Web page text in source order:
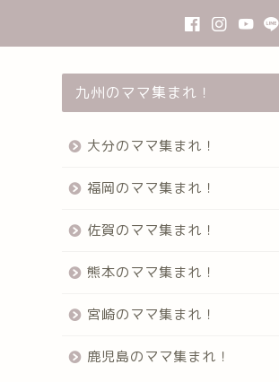
九州のママ集まれ！
大分のママ集まれ！
福岡のママ集まれ！
佐賀のママ集まれ！
熊本のママ集まれ！
宮崎のママ集まれ！
鹿児島のママ集まれ！